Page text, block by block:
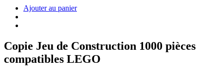
Ajouter au panier
Copie Jeu de Construction 1000 pièces
compatibles LEGO